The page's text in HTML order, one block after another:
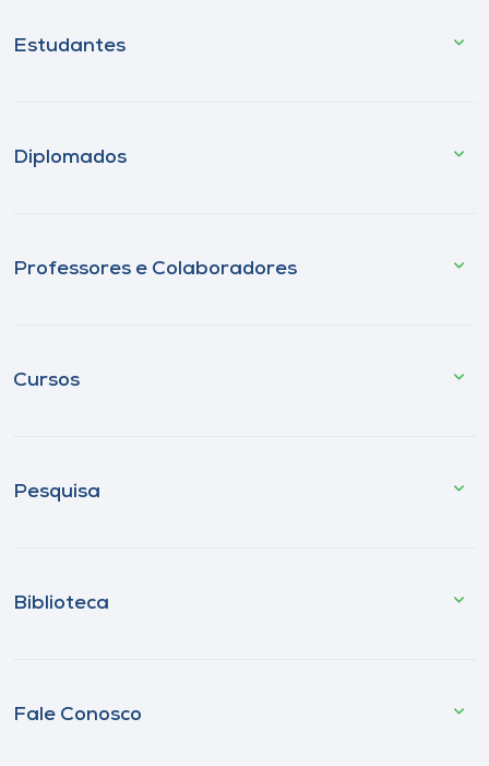
Estudantes
Diplomados
Professores e Colaboradores
Cursos
Pesquisa
Biblioteca
Fale Conosco